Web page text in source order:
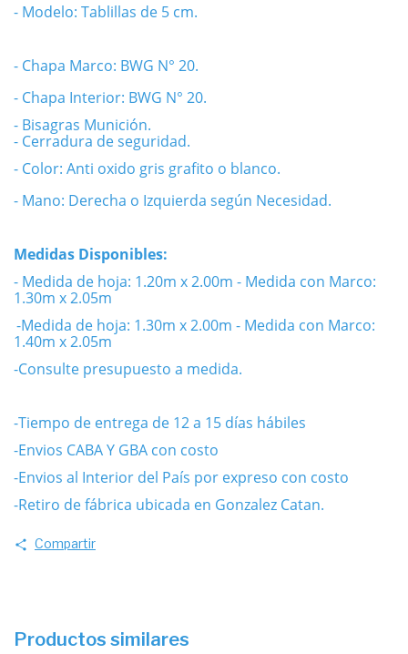
- Modelo: Tablillas de 5 cm.
- Chapa Marco: BWG N° 20.
- Chapa Interior: BWG N° 20.
- Bisagras Munición.
- Cerradura de seguridad.
- Color: Anti oxido gris grafito o blanco.
- Mano: Derecha o Izquierda según Necesidad.
Medidas Disponibles:
- Medida de hoja: 1.20m x 2.00m - Medida con Marco:
1.30m x 2.05m
-Medida de hoja: 1.30m x 2.00m - Medida con Marco:
1.40m x 2.05m
-Consulte presupuesto a medida.
-Tiempo de entrega de 12 a 15 días hábiles
-Envios CABA Y GBA con costo
-Envios al Interior del País por expreso con costo
-Retiro de fábrica ubicada en Gonzalez Catan.
Compartir
Productos similares